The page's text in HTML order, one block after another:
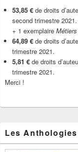
53,85 € de droits
second trimestre
+ 1 exemplaire
64,89 € de droits
trimestre 2021.
5,81 € de droits
trimestre 2021.
Merci !
Les